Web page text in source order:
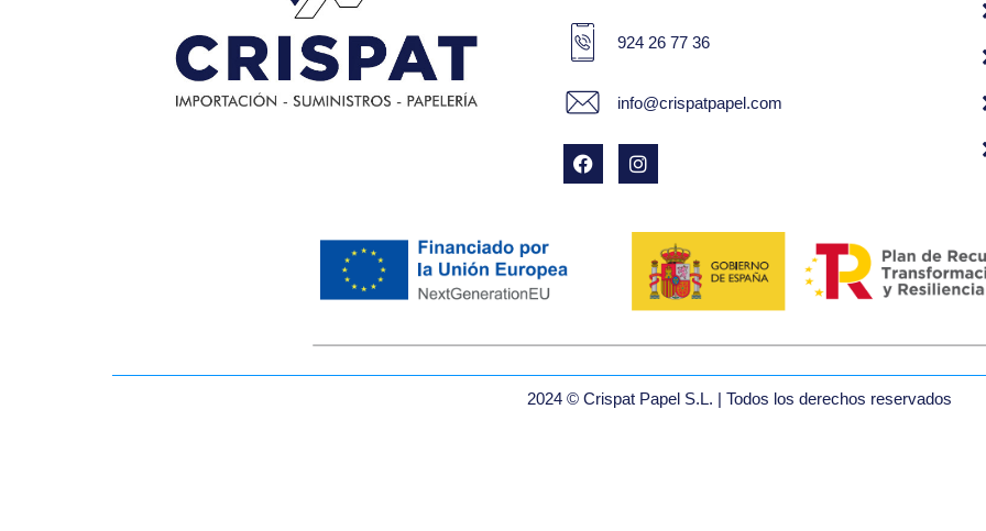
924 26 77 36
info@crispatpapel.com
2024 © Crispat Papel S.L. | Todos los derechos reservados